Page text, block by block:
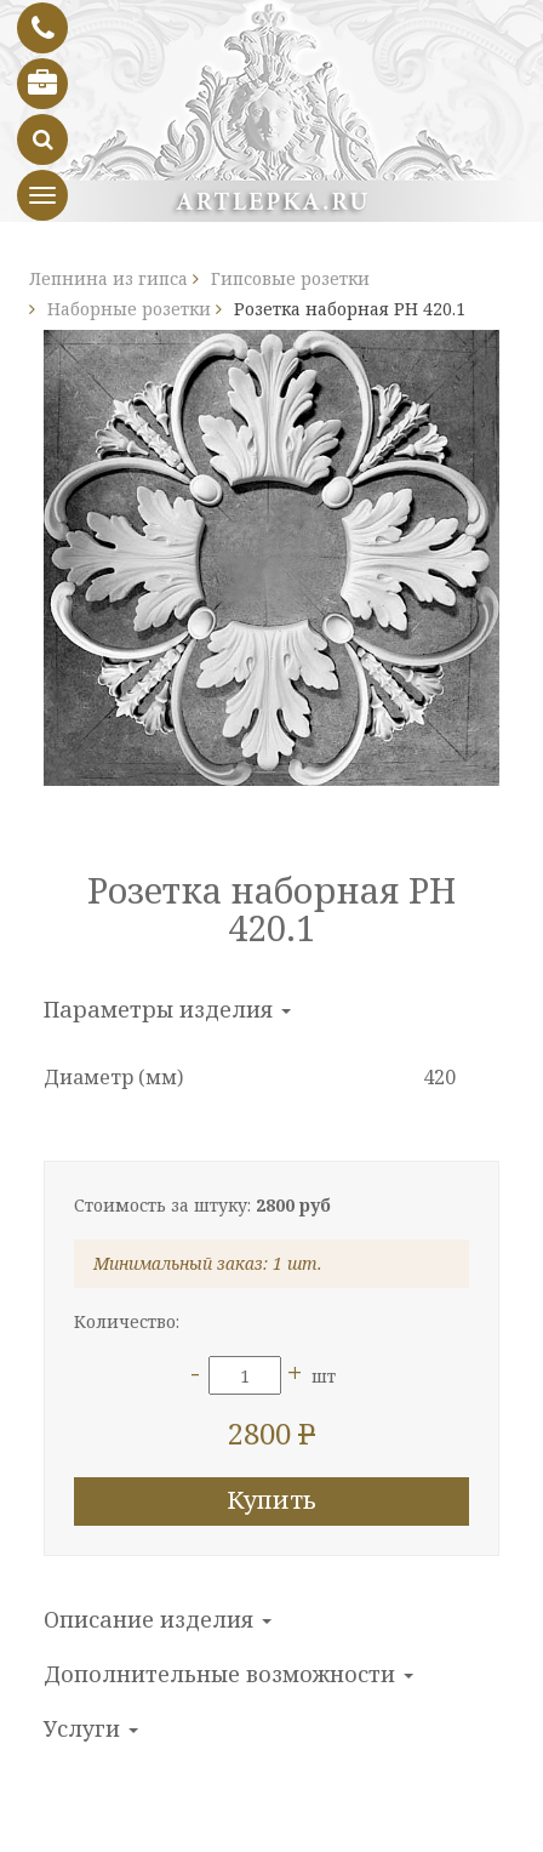
Toggle navigation
Лепнина из гипса
Гипсовые розетки
Наборные розетки
Розетка наборная РН 420.1
Розетка наборная РН
420.1
Параметры изделия
Диаметр (мм) 420
Стоимость за штуку: 2800 руб
Минимальный заказ: 1 шт.
Количество:
- + шт
2800P
Купить
Описание изделия
Дополнительные возможности
Услуги